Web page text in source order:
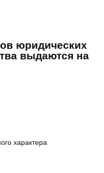
юридических
выдаются на
характера